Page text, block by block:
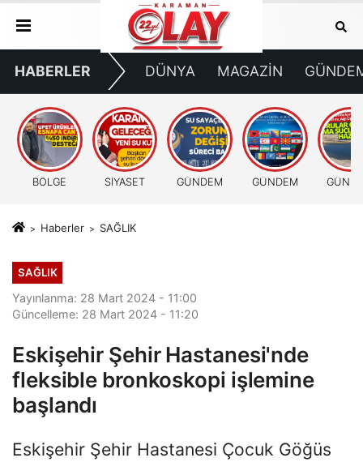
HABERLER DÜNYA MAGAZİN
BÖLGE SİYASET GÜNDEM GÜNDEM
Haberler SAĞLIK
SAĞLIK
Yayınlanma: 28 Mart 2024 - 11:00
Güncelleme: 28 Mart 2024 - 11:20
Eskişehir Şehir Hastanesi'nde
fleksible bronkoskopi işlemine
başlandı
Eskişehir Şehir Hastanesi Çocuk Göğüs